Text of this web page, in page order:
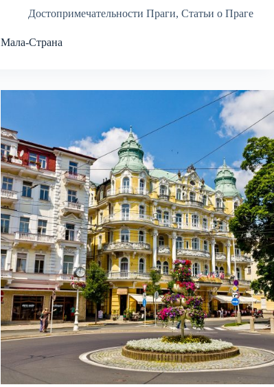
Достопримечательности Праги, Статьи о Праге
Мала-Страна